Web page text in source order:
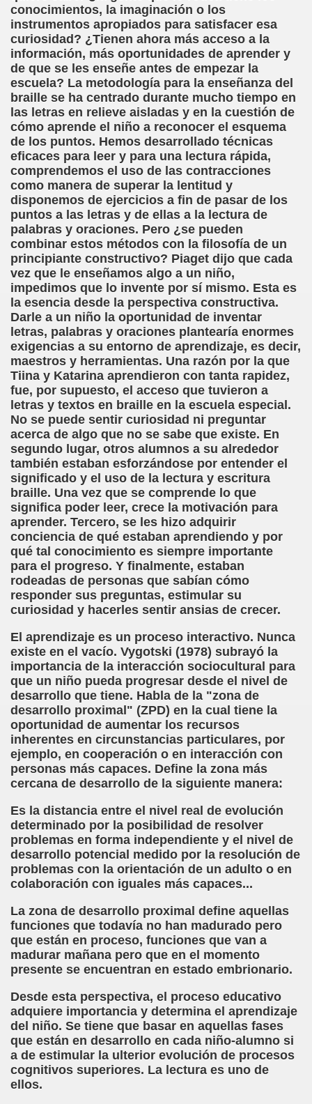
conocimientos, la imaginación o los
instrumentos apropiados para satisfacer esa
curiosidad? ¿Tienen ahora más acceso a la
información, más oportunidades de aprender y
de que se les enseñe antes de empezar la
escuela? La metodología para la enseñanza del
braille se ha centrado durante mucho tiempo en
las letras en relieve aisladas y en la cuestión de
cómo aprende el niño a reconocer el esquema
de los puntos. Hemos desarrollado técnicas
eficaces para leer y para una lectura rápida,
comprendemos el uso de las contracciones
como manera de superar la lentitud y
disponemos de ejercicios a fin de pasar de los
puntos a las letras y de ellas a la lectura de
palabras y oraciones. Pero ¿se pueden
combinar estos métodos con la filosofía de un
principiante constructivo? Piaget dijo que cada
vez que le enseñamos algo a un niño,
impedimos que lo invente por sí mismo. Esta es
la esencia desde la perspectiva constructiva.
Darle a un niño la oportunidad de inventar
letras, palabras y oraciones plantearía enormes
exigencias a su entorno de aprendizaje, es decir,
maestros y herramientas. Una razón por la que
Tiina y Katarina aprendieron con tanta rapidez,
fue, por supuesto, el acceso que tuvieron a
letras y textos en braille en la escuela especial.
No se puede sentir curiosidad ni preguntar
acerca de algo que no se sabe que existe. En
segundo lugar, otros alumnos a su alrededor
también estaban esforzándose por entender el
significado y el uso de la lectura y escritura
braille. Una vez que se comprende lo que
significa poder leer, crece la motivación para
aprender. Tercero, se les hizo adquirir
conciencia de qué estaban aprendiendo y por
qué tal conocimiento es siempre importante
para el progreso. Y finalmente, estaban
rodeadas de personas que sabían cómo
responder sus preguntas, estimular su
curiosidad y hacerles sentir ansias de crecer.
El aprendizaje es un proceso interactivo. Nunca
existe en el vacío. Vygotski (1978) subrayó la
importancia de la interacción sociocultural para
que un niño pueda progresar desde el nivel de
desarrollo que tiene. Habla de la "zona de
desarrollo proximal" (ZPD) en la cual tiene la
oportunidad de aumentar los recursos
inherentes en circunstancias particulares, por
ejemplo, en cooperación o en interacción con
personas más capaces. Define la zona más
cercana de desarrollo de la siguiente manera:
Es la distancia entre el nivel real de evolución
determinado por la posibilidad de resolver
problemas en forma independiente y el nivel de
desarrollo potencial medido por la resolución de
problemas con la orientación de un adulto o en
colaboración con iguales más capaces...
La zona de desarrollo proximal define aquellas
funciones que todavía no han madurado pero
que están en proceso, funciones que van a
madurar mañana pero que en el momento
presente se encuentran en estado embrionario.
Desde esta perspectiva, el proceso educativo
adquiere importancia y determina el aprendizaje
del niño. Se tiene que basar en aquellas fases
que están en desarrollo en cada niño-alumno si
a de estimular la ulterior evolución de procesos
cognitivos superiores. La lectura es uno de
ellos.
Rosell Vera)
de los Niños Invidentes hasta la Puesta en Marcha de
de Pasado, de Presente y de Futuro (Equipos del
(Pedro Zurita)
(Pedro Zurita)
(Pedro Zurita)
Euskera (Pedro Zurita)
de San Ovidio (Roberto Enjuto)
Soto Galán)
(M. R. Olson)
Fellenius)
Figueroa)
y perspectivas (Enrique Elissalde)
Cañamares)
de Santiago (Angelines sánchez Herrero)
González Otero)
Disminución Visual Grave (Pedro Zurita)
gonzález Otero)
e Italiano (Pedro Zurita)
ONCE de Pontevedra (Blas Vázquez Rodríguez)
(Carmen Bonet Borrás)
de Lectura para los Ciegos (Eutiquio Cabrerizo)
Alicante (Juan José Miñana Estruch)
Blas Sánchez)
Sanz)
(Lola Bogas)
Ciego Integrado a la Escuela Regular (José
(María Jesús Cañamares)
Solana)
Antonio Campos Sánchez)
(Pedro Zurita)
el Alumnado y Carta del Director a los padres (Col.
Braille Como Medio de Lectura y Escritura (Dr. Phil
(Àngel Mas Parera)